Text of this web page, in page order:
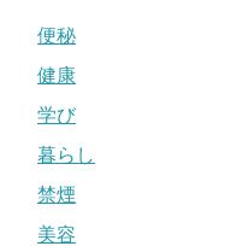
便秘
健康
学び
暮らし
禁煙
美容